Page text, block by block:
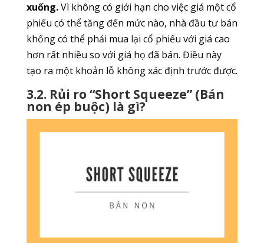
xuống.Vì không có giới hạn cho việc giá một cổ
phiếu có thể tăng đến mức nào, nhà đầu tư bán
khống có thể phải mua lại cổ phiếu với giá cao
hơn rất nhiều so với giá họ đã bán. Điều này
tạo ra một khoản lỗ không xác định trước được.
3.2. Rủi ro “Short Squeeze” (Bán
non ép buộc) là gì?